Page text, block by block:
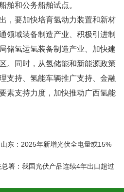
舶和公务船舶试点。
，要加快培育氢动力装置和新材
领域装备制造产业、积极引进制
储氢运氢装备制造产业、加快建
。同时，从氢储能和新能源政策
支持、氢能车辆推广支持、金融
素支持力度，加快推动广西氢能
东：2025年新增光伏全电量或15%
署：我国光伏产品连续4年出口超过